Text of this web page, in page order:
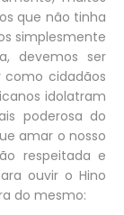
que não tinha
simplesmente
devemos ser
cidadãos
idolatram
poderosa do
amar o nosso
respeitada e
ouvir o Hino
do mesmo: